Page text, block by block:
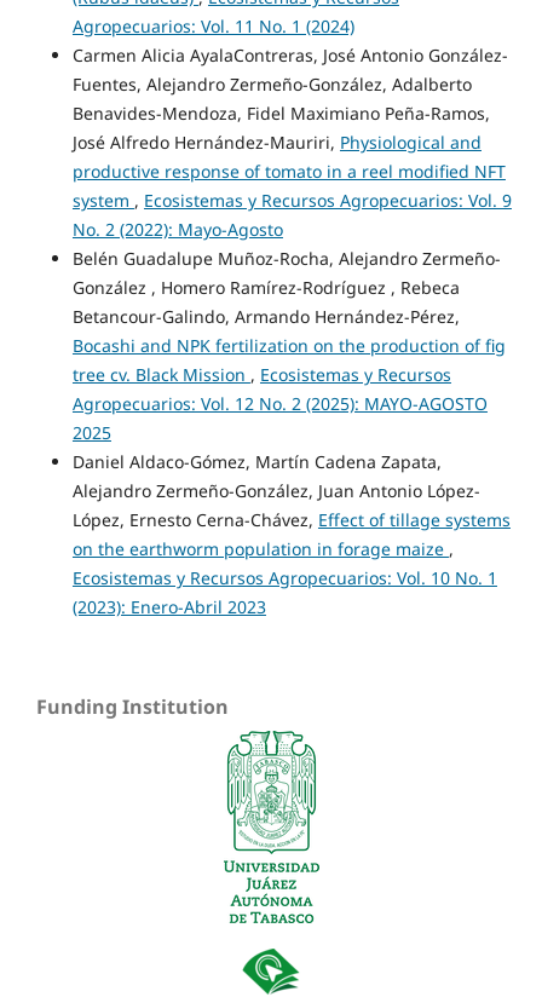
Agropecuarios: Vol. 11 No. 1 (2024)
Carmen Alicia AyalaContreras, José Antonio González-
Fuentes, Alejandro Zermeño-González, Adalberto
Benavides-Mendoza, Fidel Maximiano Peña-Ramos,
José Alfredo Hernández-Mauriri, Physiological and
productive response of tomato in a reel modified NFT
system , Ecosistemas y Recursos Agropecuarios: Vol. 9
No. 2 (2022): Mayo-Agosto
Belén Guadalupe Muñoz-Rocha, Alejandro Zermeño-
González , Homero Ramírez-Rodríguez , Rebeca
Betancour-Galindo, Armando Hernández-Pérez,
Bocashi and NPK fertilization on the production of fig
tree cv. Black Mission , Ecosistemas y Recursos
Agropecuarios: Vol. 12 No. 2 (2025): MAYO-AGOSTO
2025
Daniel Aldaco-Gómez, Martín Cadena Zapata,
Alejandro Zermeño-González, Juan Antonio López-
López, Ernesto Cerna-Chávez, Effect of tillage systems
on the earthworm population in forage maize ,
Ecosistemas y Recursos Agropecuarios: Vol. 10 No. 1
(2023): Enero-Abril 2023
Funding Institution